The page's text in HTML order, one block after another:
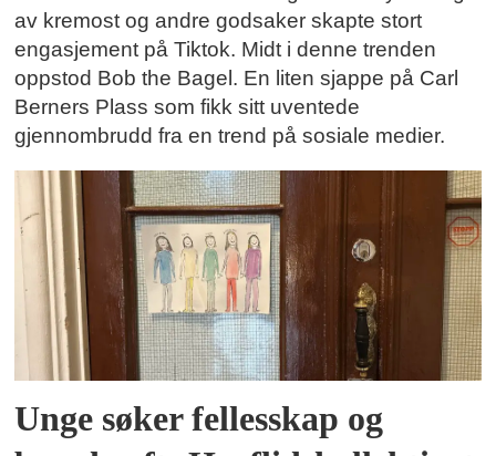
av kremost og andre godsaker skapte stort
engasjement på Tiktok. Midt i denne trenden
oppstod Bob the Bagel. En liten sjappe på Carl
Berners Plass som fikk sitt uventede
gjennombrudd fra en trend på sosiale medier.
Unge søker fellesskap og